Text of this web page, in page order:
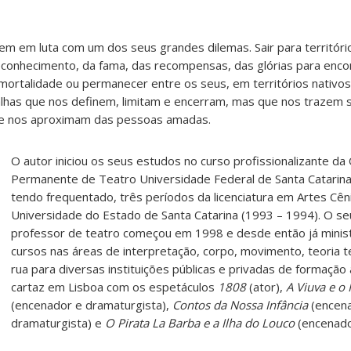
em luta com um dos seus grandes dilemas. Sair para
da fama, das recompensas, das glórias para
ou permanecer entre os seus, em territórios
que nos definem, limitam e encerram, mas que nos trazem
nos aproximam das pessoas amadas.
O autor iniciou os seus estudos no curso profissionalizante da
Permanente de Teatro Universidade Federal de Santa
tendo frequentado, três períodos da licenciatura em Artes
Universidade do Estado de Santa Catarina (1993 – 1994). O
professor de teatro começou em 1998 e desde então já
cursos nas áreas de interpretação, corpo, movimento, teoria
rua para diversas instituições públicas e privadas de formação
cartaz em Lisboa com os espetáculos 1808(ator), A Viuva e o
(encenador e dramaturgista), Contos da Nossa Infância
dramaturgista) e O Pirata La Barba e a Ilha do Louco